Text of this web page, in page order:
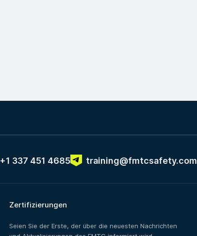
+1 337 451 4685 training@fmtcsafety.com
Zertifizierungen
Seien Sie der Erste, der über die neuesten Nachrichten